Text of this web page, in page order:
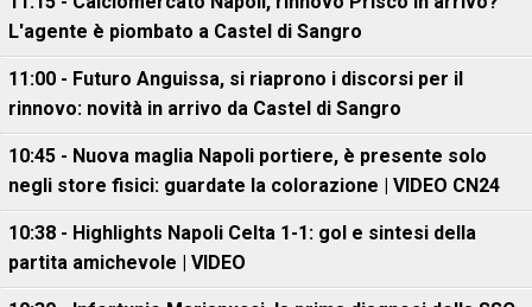
L'agente è piombato a Castel di Sangro
11:00 - Futuro Anguissa, si riaprono i discorsi per il
rinnovo: novità in arrivo da Castel di Sangro
10:45 - Nuova maglia Napoli portiere, è presente solo
negli store fisici: guardate la colorazione | VIDEO CN24
10:38 - Highlights Napoli Celta 1-1: gol e sintesi della
partita amichevole | VIDEO